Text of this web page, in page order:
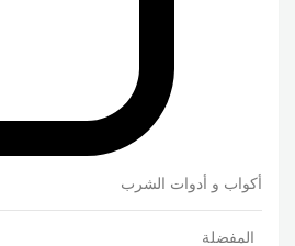
أكواب و أدوات الشرب
المفضلة